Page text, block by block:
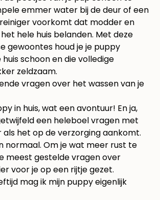
emmer water bij de deur of een
voorkomt dat modder en
hele huis belanden. Met deze
gewoontes houd je je puppy
schoon en die volledige
zeldzaam.
vragen over het wassen van je
in huis, wat een avontuur! En ja,
een heleboel vragen met
als het op de verzorging aankomt.
normaal. Om je wat meer rust te
meest gestelde vragen over
voor je op een rijtje gezet.
mag ik mijn puppy eigenlijk